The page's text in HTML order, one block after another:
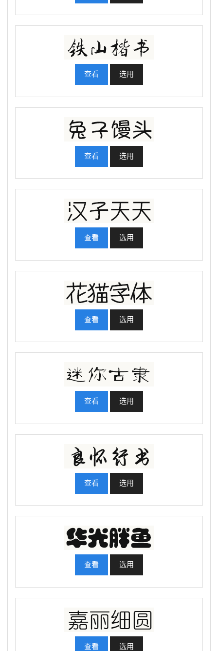
查看 选用
查看 选用
查看 选用
查看 选用
查看 选用
查看 选用
查看 选用
查看 选用